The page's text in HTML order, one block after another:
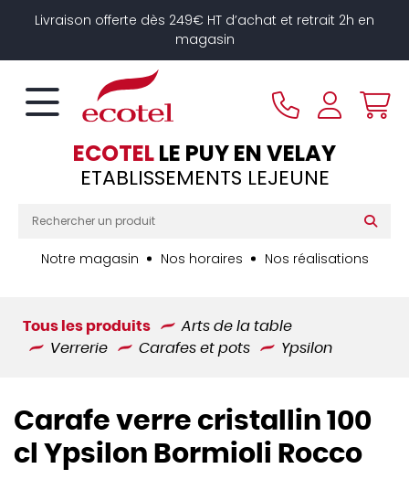
Livraison offerte dès 249€ HT d’achat et retrait 2h en
magasin
ECOTELLE PUY EN VELAY
ETABLISSEMENTS LEJEUNE
Notre magasin Nos horaires Nos réalisations
Tous les produits
Arts de la table
Verrerie
Carafes et pots Ypsilon
Carafe verre cristallin 100
cl Ypsilon Bormioli Rocco
Panneau de gestion des cookies